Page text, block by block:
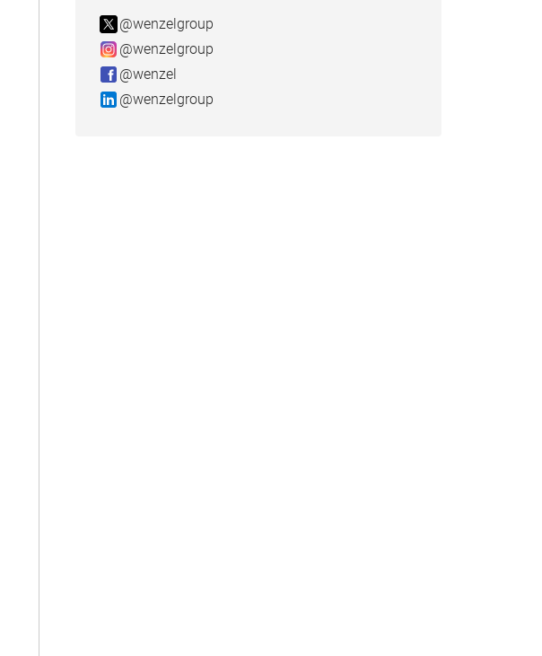
@wenzelgroup
@wenzelgroup
@wenzel
@wenzelgroup